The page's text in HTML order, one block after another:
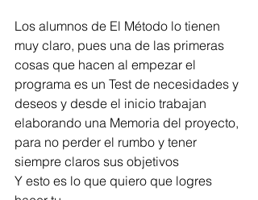
Los alumnos de El Método lo tienen
muy claro, pues una de las primeras
cosas que hacen al empezar el
programa es un Test de necesidades y
deseos y desde el inicio trabajan
elaborando una Memoria del proyecto,
para no perder el rumbo y tener
siempre claros sus objetivos
Y esto es lo que quiero que logres